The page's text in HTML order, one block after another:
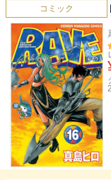
コミック